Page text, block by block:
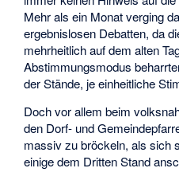
Mehr als ein Monat verging
ergebnislosen Debatten, da
mehrheitlich auf dem alten
Abstimmungsmodus
der Stände, je einheitliche
Doch vor allem beim
den Dorf- und
massiv zu bröckeln, als sich
einige dem Dritten Stand